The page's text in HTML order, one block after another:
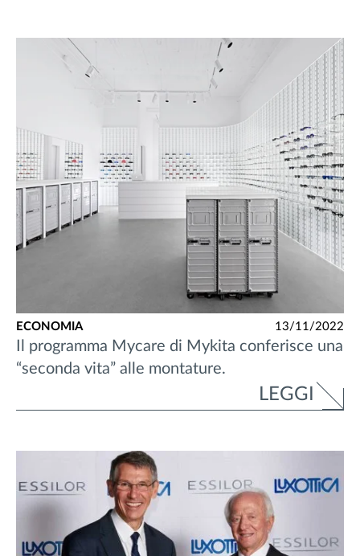
ECONOMIA 13/11/2022
Il programma Mycare di Mykita conferisce una
“seconda vita” alle montature.
LEGGI